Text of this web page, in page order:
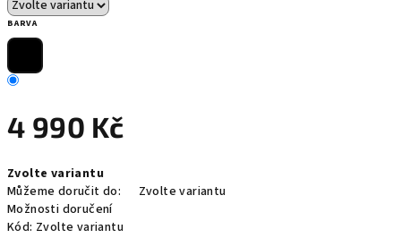
BARVA
4 990 Kč
cena:
Zvolte variantu
Můžeme doručit do:
Zvolte variantu
Možnosti doručení
Kód: Zvolte variantu